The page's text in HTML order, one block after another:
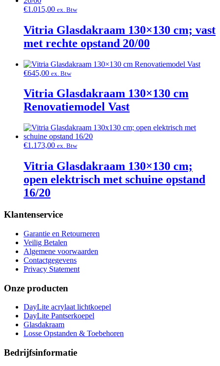
€1.015,00 ex. Btw
Vitria Glasdakraam 130×130 cm; vast
met rechte opstand 20/00
€645,00 ex. Btw
Vitria Glasdakraam 130×130 cm
Renovatiemodel Vast
€1.173,00 ex. Btw
Vitria Glasdakraam 130×130 cm;
open elektrisch met schuine opstand
16/20
Klantenservice
Garantie en Retourneren
Veilig Betalen
Algemene voorwaarden
Contactgegevens
Privacy Statement
Onze producten
DayLite acrylaat lichtkoepel
DayLite Pantserkoepel
Glasdakraam
Losse Opstanden & Toebehoren
Bedrijfsinformatie